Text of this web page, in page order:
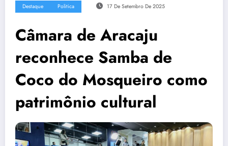
Destaque Politica 17 De Setembro De 2025
Câmara de Aracaju
reconhece Samba de
Coco do Mosqueiro como
patrimônio cultural